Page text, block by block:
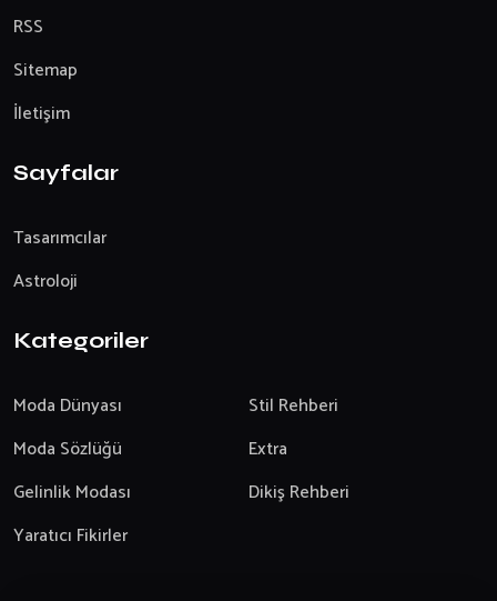
RSS
Sitemap
İletişim
Sayfalar
Tasarımcılar
Astroloji
Kategoriler
Moda Dünyası
Stil Rehberi
Moda Sözlüğü
Extra
Gelinlik Modası
Dikiş Rehberi
Yaratıcı Fikirler